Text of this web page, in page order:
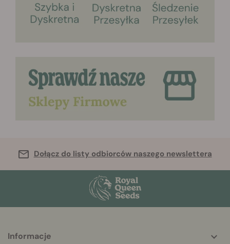
Dołącz do listy odbiorców naszego newslettera
helpful
Informacje